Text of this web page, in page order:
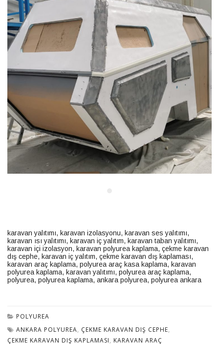
karavan yalıtımı, karavan izolasyonu, karavan ses yalıtımı,
karavan ısı yalıtımı, karavan iç yalıtım, karavan taban yalıtımı,
karavan içi izolasyon, karavan polyurea kaplama, çekme karavan
dış cephe, karavan iç yalıtım, çekme karavan dış kaplaması,
karavan araç kaplama, polyurea araç kasa kaplama, karavan
polyurea kaplama, karavan yalıtımı, polyurea araç kaplama,
polyurea, polyurea kaplama, ankara polyurea, polyurea ankara
POLYUREA
ANKARA POLYUREA, ÇEKME KARAVAN DIŞ CEPHE,
ÇEKME KARAVAN DIŞ KAPLAMASI, KARAVAN ARAÇ